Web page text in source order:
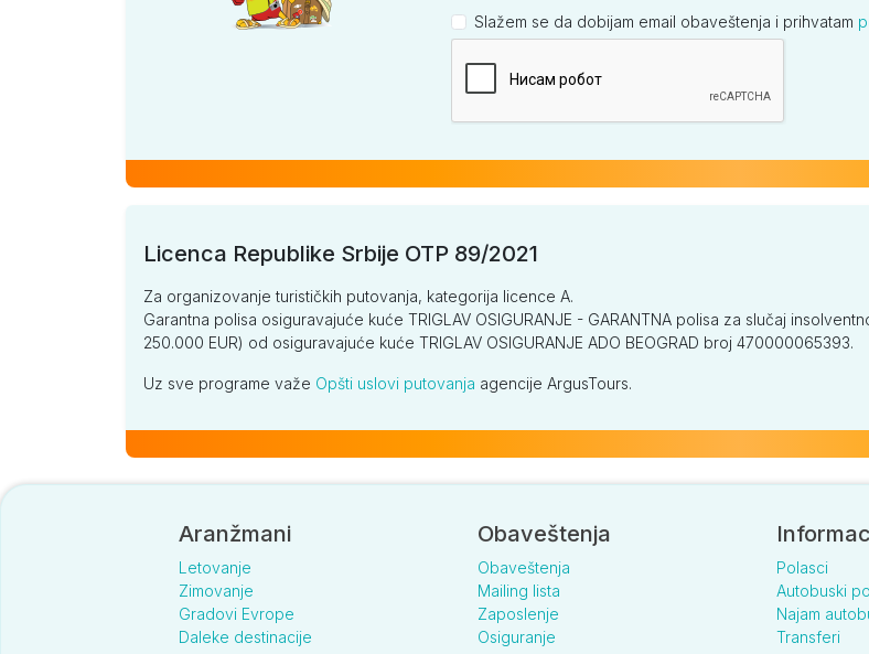
Slažem se da dobijam email obaveštenja i prihvatam
Licenca Republike Srbije OTP 89/2021
Za organizovanje turističkih putovanja, kategorija licence A.
Garantna polisa osiguravajuće kuće TRIGLAV OSIGURANJE - GARANTNA polisa za slučaj
250.000 EUR) od osiguravajuće kuće TRIGLAV OSIGURANJE ADO BEOGRAD broj 470000065393.
Uz sve programe važe Opšti uslovi putovanja agencije ArgusTours.
Aranžmani
Letovanje
Zimovanje
Gradovi Evrope
Daleke destinacije
Obaveštenja
Obaveštenja
Mailing lista
Zaposlenje
Osiguranje
Polasci
Autobuski
Najam
Transferi